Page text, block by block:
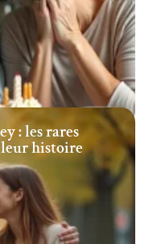
: les rares
histoire